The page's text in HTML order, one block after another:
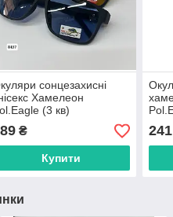
сонцезахисні
Хамелеон
(3 кв)
недорого
прямого
₴
Купити
від
241